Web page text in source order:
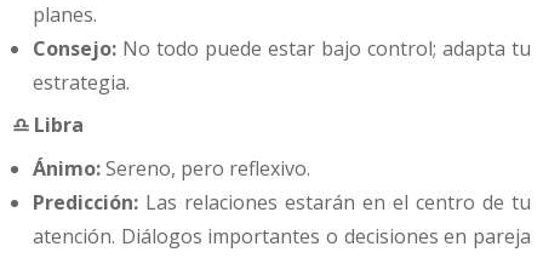
planes.
Consejo: No todo puede estar bajo control; adapta tu
estrategia.
♎ Libra
Ánimo:Sereno, pero reflexivo.
Predicción: Las relaciones estarán en el centro de tu
atención. Diálogos importantes o decisiones en pareja